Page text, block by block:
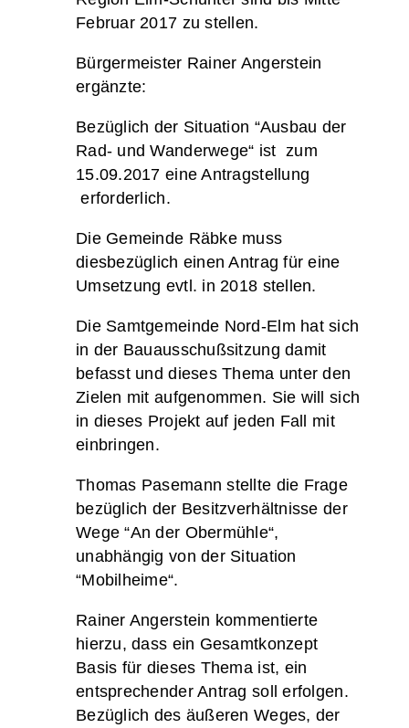
Februar 2017 zu stellen.
Bürgermeister Rainer Angerstein
ergänzte:
Bezüglich der Situation “Ausbau der
Rad- und Wanderwege“ ist zum
15.09.2017 eine Antragstellung
erforderlich.
Die Gemeinde Räbke muss
diesbezüglich einen Antrag für eine
Umsetzung evtl. in 2018 stellen.
Die Samtgemeinde Nord-Elm hat sich
in der Bauausschußsitzung damit
befasst und dieses Thema unter den
Zielen mit aufgenommen. Sie will sich
in dieses Projekt auf jeden Fall mit
einbringen.
Thomas Pasemann stellte die Frage
bezüglich der Besitzverhältnisse der
Wege “An der Obermühle“,
unabhängig von der Situation
“Mobilheime“.
Rainer Angerstein kommentierte
hierzu, dass ein Gesamtkonzept
Basis für dieses Thema ist, ein
entsprechender Antrag soll erfolgen.
Bezüglich des äußeren Weges, der